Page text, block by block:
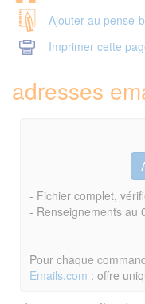
Ajouter au pense-
Imprimer cette
adresses
- Fichier complet,
- Renseignements au
Pour chaque
Emails.com : offre